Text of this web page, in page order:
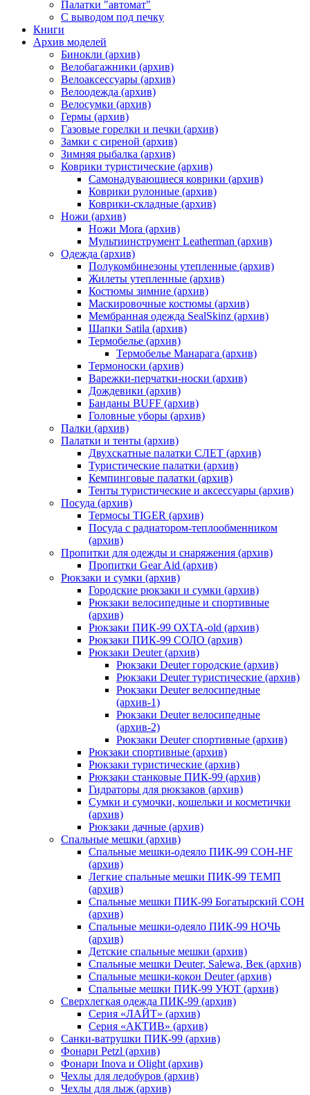
Палатки "автомат"
C выводом под печку
Книги
Архив моделей
Бинокли (архив)
Велобагажники (архив)
Велоаксессуары (архив)
Велоодежда (архив)
Велосумки (архив)
Гермы (архив)
Газовые горелки и печки (архив)
Замки с сиреной (архив)
Зимняя рыбалка (архив)
Коврики туристические (архив)
Самонадувающиеся коврики (архив)
Коврики рулонные (архив)
Коврики-складные (архив)
Ножи (архив)
Ножи Mora (архив)
Мультиинструмент Leatherman (архив)
Одежда (архив)
Полукомбинезоны утепленные (архив)
Жилеты утепленные (архив)
Костюмы зимние (архив)
Маскировочные костюмы (архив)
Мембранная одежда SealSkinz (архив)
Шапки Satila (архив)
Термобелье (архив)
Термобелье Манарага (архив)
Термоноски (архив)
Варежки-перчатки-носки (архив)
Дождевики (архив)
Банданы BUFF (архив)
Головные уборы (архив)
Палки (архив)
Палатки и тенты (архив)
Двухскатные палатки СЛЕТ (архив)
Туристические палатки (архив)
Кемпинговые палатки (архив)
Тенты туристические и аксессуары (архив)
Посуда (архив)
Термосы TIGER (архив)
Посуда с радиатором-теплообменником
(архив)
Пропитки для одежды и снаряжения (архив)
Пропитки Gear Aid (архив)
Рюкзаки и сумки (архив)
Городские рюкзаки и сумки (архив)
Рюкзаки велосипедные и спортивные
(архив)
Рюкзаки ПИК-99 ОХТА-old (архив)
Рюкзаки ПИК-99 СОЛО (архив)
Рюкзаки Deuter (архив)
Рюкзаки Deuter городские (архив)
Рюкзаки Deuter туристические (архив)
Рюкзаки Deuter велосипедные
(архив-1)
Рюкзаки Deuter велосипедные
(архив-2)
Рюкзаки Deuter спортивные (архив)
Рюкзаки спортивные (архив)
Рюкзаки туристические (архив)
Рюкзаки станковые ПИК-99 (архив)
Гидраторы для рюкзаков (архив)
Сумки и сумочки, кошельки и косметички
(архив)
Рюкзаки дачные (архив)
Спальные мешки (архив)
Спальные мешки-одеяло ПИК-99 СОН-HF
(архив)
Легкие спальные мешки ПИК-99 ТЕМП
(архив)
Спальные мешки ПИК-99 Богатырский СОН
(архив)
Спальные мешки-одеяло ПИК-99 НОЧЬ
(архив)
Детские спальные мешки (архив)
Спальные мешки Deuter, Salewa, Век (архив)
Спальные мешки-кокон Deuter (архив)
Спальные мешки ПИК-99 УЮТ (архив)
Сверхлегкая одежда ПИК-99 (архив)
Серия «ЛАЙТ» (архив)
Серия «АКТИВ» (архив)
Санки-ватрушки ПИК-99 (архив)
Фонари Petzl (архив)
Фонари Inova и Olight (архив)
Чехлы для ледобуров (архив)
Чехлы для лыж (архив)